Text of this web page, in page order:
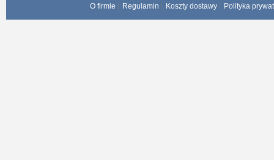
O firmie Regulamin Koszty dostawy Polityka